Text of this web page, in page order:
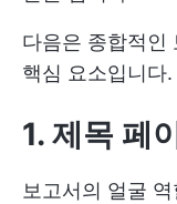
다음은 종합적인
핵심 요소입니다.
1. 제목 페
보고서의 얼굴